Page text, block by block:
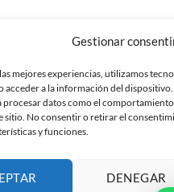
Gestionar
mejores experiencias, utilizamos
acceder a la información del
datos como el
sitio. No consentir o retirar el
y funciones.
DENEGAR
de ducha en Madrid